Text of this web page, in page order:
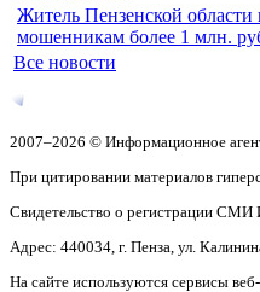
Житель Пензенской области
мошенникам более 1 млн.
Все новости
2007–2026 © Информационное
При цитировании материалов
Свидетельство о регистрации
Адрес: 440034, г. Пенза, ул.
На сайте используются сервисы